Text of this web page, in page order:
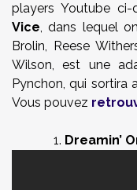
players Youtube ci-
Vice, dans lequel
Brolin, Reese
Wilson, est une
Pynchon, qui sortira
Vous pouvez
1. Dreamin’